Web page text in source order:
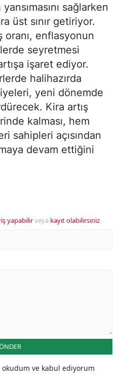
sağlarken
üst sınır getiriyor.
oranı, enflasyonun
seyretmesi
işaret ediyor.
halihazırda
yeni dönemde
Kira artış
kalması, hem
sahipleri açısından
devam ettiğini
yapabilirveya kayıt olabilirsiniz.
okudum ve kabul ediyorum